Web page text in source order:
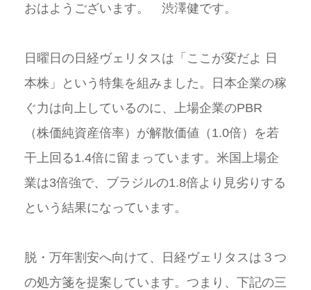
おはようございます。 渋澤健です。
日曜日の日経ヴェリタスは「ここが変だよ 日
本株」という特集を組みました。日本企業の稼
ぐ力は向上しているのに、上場企業のPBR
（株価純資産倍率）が解散価値（1.0倍）を若
干上回る1.4倍に留まっています。米国上場企
業は3倍強で、ブラジルの1.8倍より見劣りする
という結果になっています。
脱・万年割安へ向けて、日経ヴェリタスは３つ
の処方箋を提案しています。つまり、下記の三